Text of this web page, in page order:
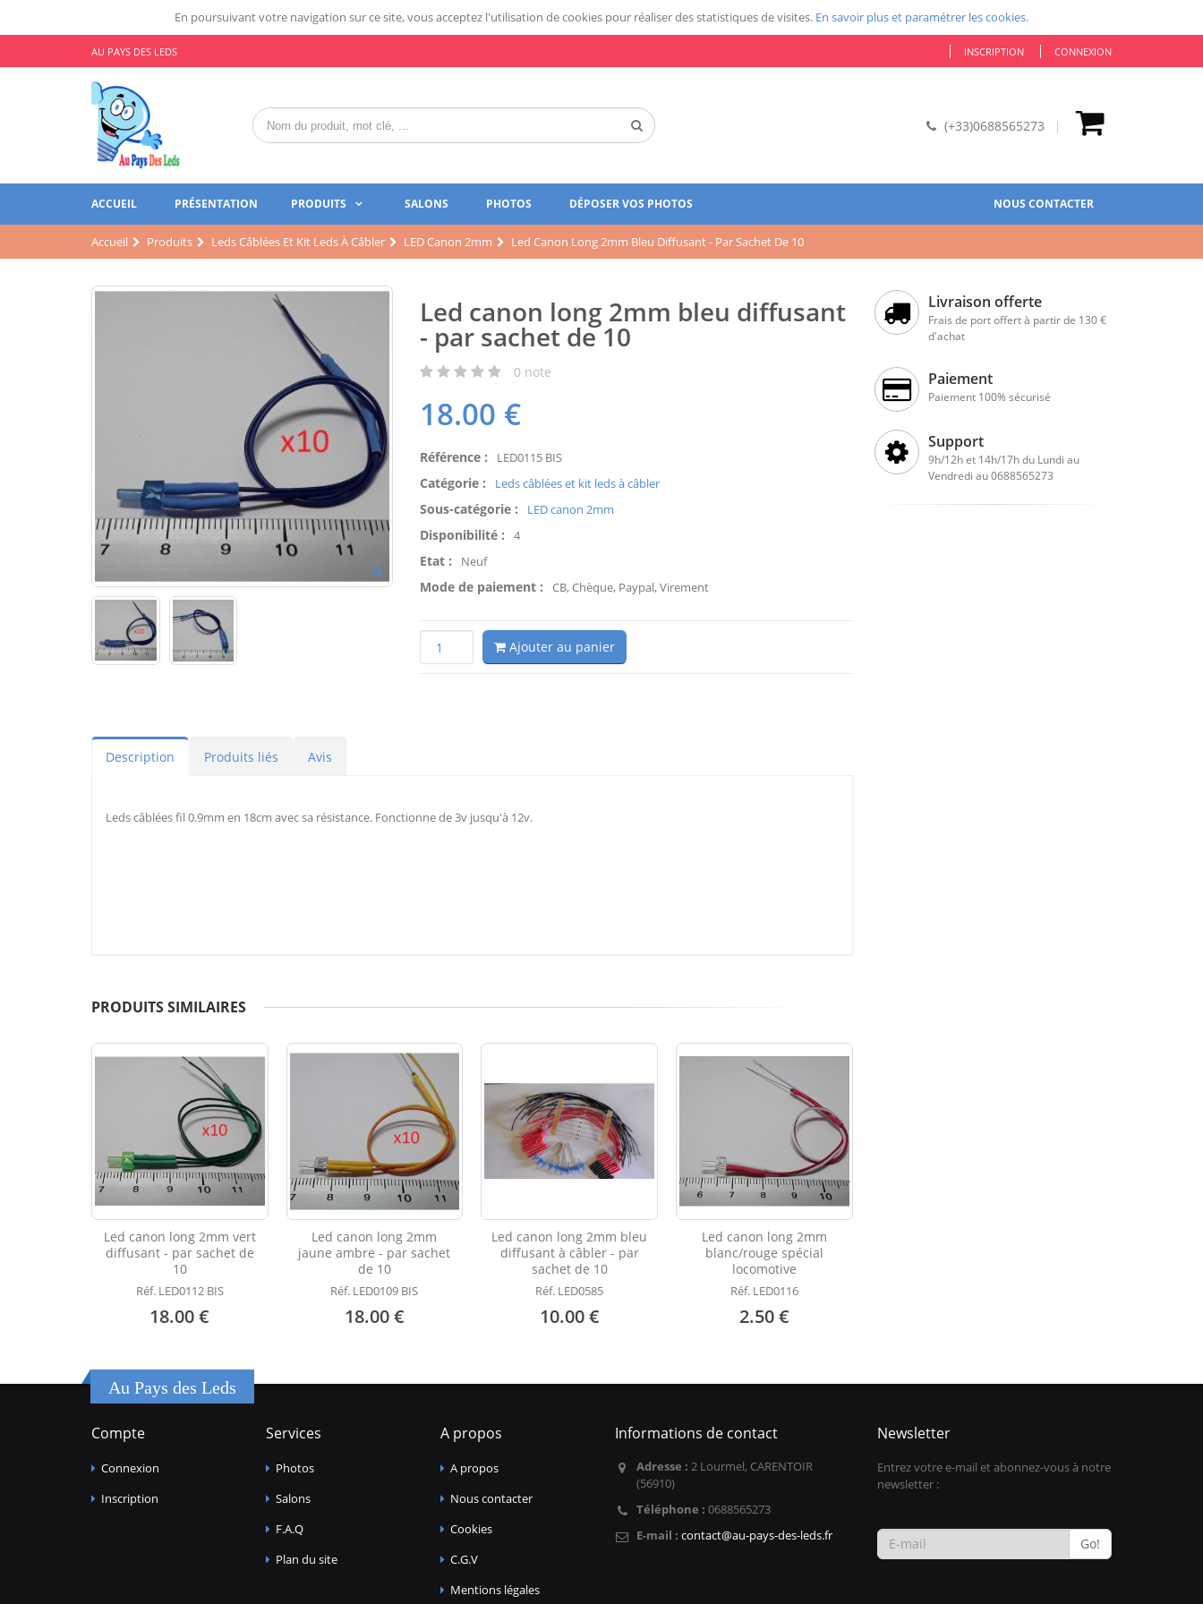
En poursuivant votre navigation sur ce site, vous acceptez l'utilisation de cookies pour réaliser des statistiques de visites. En savoir plus et paramétrer les cookies.
AU PAYS DES LEDS INSCRIPTION CONNEXION
(+33)0688565273
ACCUEIL PRÉSENTATION PRODUITS SALONS PHOTOS DÉPOSER VOS PHOTOS NOUS CONTACTER
Accueil Produits Leds Câblées Et Kit Leds À Câbler LED Canon 2mm Led Canon Long 2mm Bleu Diffusant - Par Sachet De 10
Led canon long 2mm bleu diffusant
- par sachet de 10
0 note
18.00 €
Référence : LED0115 BIS
Catégorie : Leds câblées et kit leds à câbler
Sous-catégorie : LED canon 2mm
Disponibilité : 4
Etat : Neuf
Mode de paiement : CB, Chèque, Paypal, Virement
Ajouter au panier
Description Produits liés Avis
Leds câblées fil 0.9mm en 18cm avec sa résistance. Fonctionne de 3v jusqu'à 12v.
PRODUITS SIMILAIRES
Led canon long 2mm vert
diffusant - par sachet de
10
Réf. LED0112 BIS
18.00 €
Led canon long 2mm
jaune ambre - par sachet
de 10
Réf. LED0109 BIS
18.00 €
Led canon long 2mm bleu
diffusant à câbler - par
sachet de 10
Réf. LED0585
10.00 €
Led canon long 2mm
blanc/rouge spécial
locomotive
Réf. LED0116
2.50 €
Livraison offerte
Frais de port offert à partir de 130 €
d'achat
Paiement
Paiement 100% sécurisé
Support
9h/12h et 14h/17h du Lundi au
Vendredi au 0688565273
Au Pays des Leds
Compte
Connexion
Inscription
Services
Photos
Salons
F.A.Q
Plan du site
A propos
A propos
Nous contacter
Cookies
C.G.V
Mentions légales
Informations de contact
Adresse : 2 Lourmel, CARENTOIR
(56910)
Téléphone : 0688565273
E-mail : contact@au-pays-des-leds.fr
Newsletter
Entrez votre e-mail et abonnez-vous à notre
newsletter :
Go!